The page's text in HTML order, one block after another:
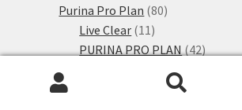
Purina Pro Plan 8080
Live Clear 11 11
produktů
PURINA PRO PLAN 4242
PURINA PRO PLAN Kitten
PURINA PRO PLAN Senior